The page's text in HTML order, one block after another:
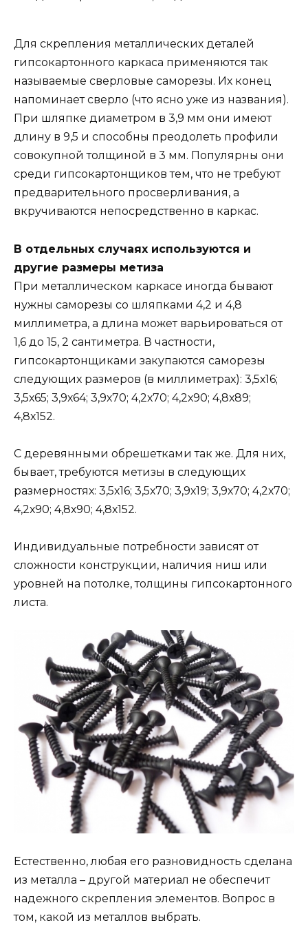
Для скрепления металлических деталей
гипсокартонного каркаса применяются так
называемые сверловые саморезы. Их конец
напоминает сверло (что ясно уже из названия).
При шляпке диаметром в 3,9 мм они имеют
длину в 9,5 и способны преодолеть профили
совокупной толщиной в 3 мм. Популярны они
среди гипсокартонщиков тем, что не требуют
предварительного просверливания, а
вкручиваются непосредственно в каркас.
В отдельных случаях используются и
другие размеры метиза
При металлическом каркасе иногда бывают
нужны саморезы со шляпками 4,2 и 4,8
миллиметра, а длина может варьироваться от
1,6 до 15, 2 сантиметра. В частности,
гипсокартонщиками закупаются саморезы
следующих размеров (в миллиметрах): 3,5х16;
3,5х65; 3,9х64; 3,9х70; 4,2х70; 4,2х90; 4,8х89;
4,8х152.
С деревянными обрешетками так же. Для них,
бывает, требуются метизы в следующих
размерностях: 3,5х16; 3,5х70; 3,9х19; 3,9х70; 4,2х70;
4,2х90; 4,8х90; 4,8х152.
Индивидуальные потребности зависят от
сложности конструкции, наличия ниш или
уровней на потолке, толщины гипсокартонного
листа.
Естественно, любая его разновидность сделана
из металла – другой материал не обеспечит
надежного скрепления элементов. Вопрос в
том, какой из металлов выбрать.